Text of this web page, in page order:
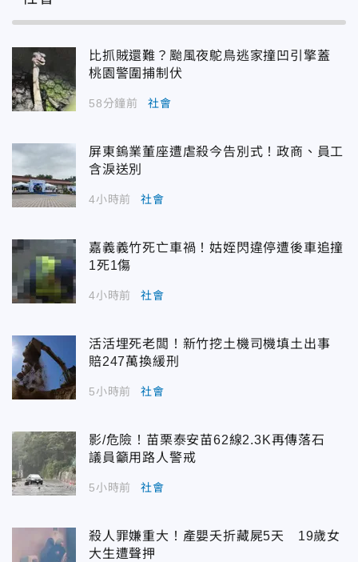
比抓賊還難？颱風夜鴕鳥逃家撞凹引擎蓋
桃園警圍捕制伏
58分鐘前 社會
屏東鎢業董座遭虐殺今告別式！政商、員工
含淚送別
4小時前 社會
嘉義義竹死亡車禍！姑姪閃違停遭後車追撞
1死1傷
4小時前 社會
活活埋死老闆！新竹挖土機司機填土出事
賠247萬換緩刑
5小時前 社會
影/危險！苗栗泰安苗62線2.3K再傳落石
議員籲用路人警戒
5小時前 社會
殺人罪嫌重大！產嬰夭折藏屍5天 19歲女
大生遭聲押